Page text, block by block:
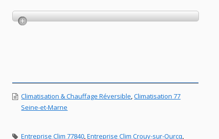
Climatisation & Chauffage Réversible ,Climatisation 77
Seine-et-Marne
Entreprise Clim 77840 ,Entreprise Clim Crouy-sur-Ourcq